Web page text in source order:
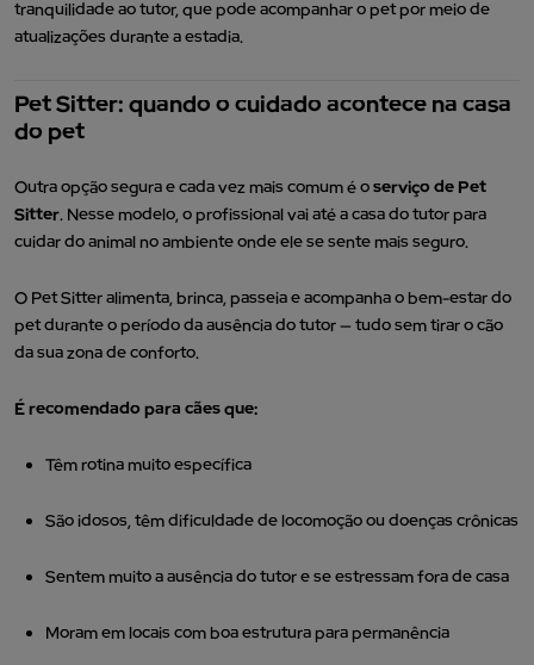
tranquilidade ao tutor, que pode acompanhar o pet por meio de
atualizações durante a estadia.
Pet Sitter: quando o cuidado acontece na casa
do pet
Outra opção segura e cada vez mais comum é oserviço de Pet
Sitter. Nesse modelo, o profissional vai até a casa do tutor para
cuidar do animal no ambiente onde ele se sente mais seguro.
O Pet Sitter alimenta, brinca, passeia e acompanha o bem-estar do
pet durante o período da ausência do tutor — tudo sem tirar o cão
da sua zona de conforto.
É recomendado para cães que:
Têm rotina muito específica
São idosos, têm dificuldade de locomoção ou doenças crônicas
Sentem muito a ausência do tutor e se estressam fora de casa
Moram em locais com boa estrutura para permanência